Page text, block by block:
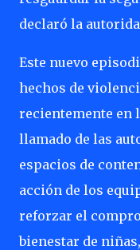
declaró la
Este nuevo
hechos de
recientemente en
llamado de las
espacios de
acción de los
reforzar el
bienestar de